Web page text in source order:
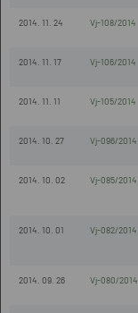
2014. 11. 24 Vj-108/2014
2014. 11. 17 Vj-106/2014
2014. 11. 11 Vj-105/2014
2014. 10. 27 Vj-096/2014
2014. 10. 02 Vj-085/2014
2014. 10. 01 Vj-082/2014
2014. 09. 26 Vj-080/2014